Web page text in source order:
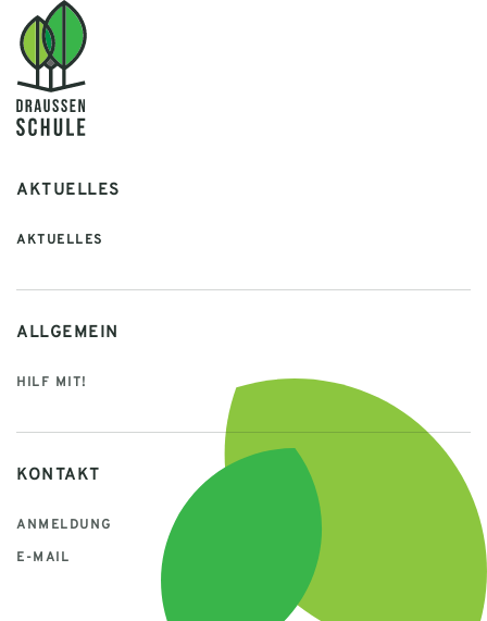
AKTUELLES
AKTUELLES
ALLGEMEIN
HILF MIT!
KONTAKT
ANMELDUNG
E-MAIL